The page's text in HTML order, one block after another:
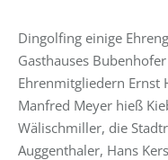
Dingolfing einige
Gasthauses
Ehrenmitgliedern Ernst
Manfred Meyer hieß
Wälischmiller, die
Auggenthaler, Hans